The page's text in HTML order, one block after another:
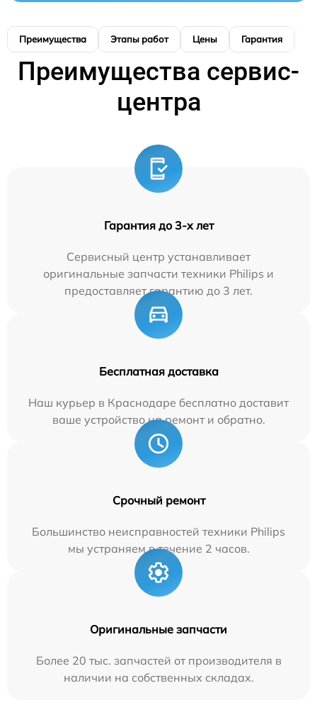
Преимущества Этапы работ Цены Гарантия
Преимущества сервис-
центра
Гарантия до 3-х лет
Сервисный центр устанавливает
оригинальные запчасти техники Philips и
предоставляет гарантию до 3 лет.
Бесплатная доставка
Наш курьер в Краснодаре бесплатно доставит
ваше устройство на ремонт и обратно.
Срочный ремонт
Большинство неисправностей техники Philips
мы устраняем в течение 2 часов.
Оригинальные запчасти
Более 20 тыс. запчастей от производителя в
наличии на собственных складах.